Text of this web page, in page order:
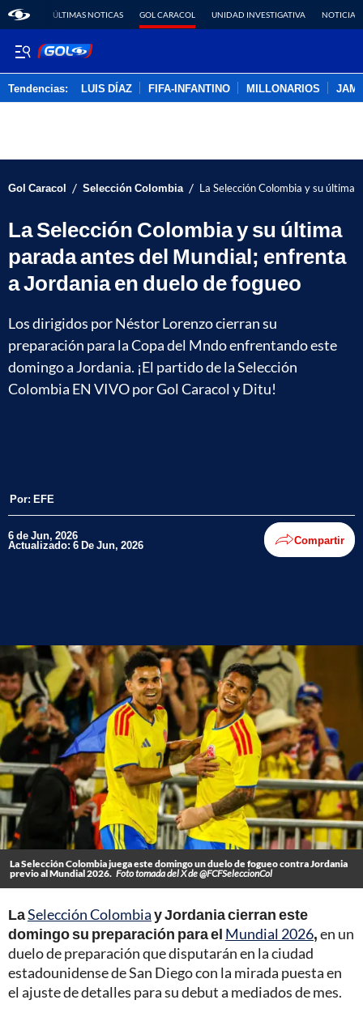
ÚLTIMAS NOTICAS GOL CARACOL UNIDAD INVESTIGATIVA NOTICIAS
Tendencias: LUIS DÍAZ FIFA-INFANTINO MILLONARIOS
Gol Caracol / Selección Colombia / La Selección Colombia y su última
La Selección Colombia y su última
parada antes del Mundial; enfrenta
a Jordania en duelo de fogueo
Los dirigidos por Néstor Lorenzo cierran su
preparación para la Copa del Mndo enfrentando este
domingo a Jordania. ¡El partido de la Selección
Colombia EN VIVO por Gol Caracol y Ditu!
Por: EFE
6 de Jun, 2026
Actualizado: 6 De Jun, 2026 Compartir
La Selección Colombia juega este domingo un duelo de fogueo contra Jordania
previo al Mundial 2026. Foto tomada del X de @FCFSeleccionCol
LaSelección Colombiay Jordania cierran este
domingo su preparación para el Mundial 2026,en un
duelo de preparación que disputarán en la ciudad
estadounidense de San Diego con la mirada puesta en
el ajuste de detalles para su debut a mediados de mes.